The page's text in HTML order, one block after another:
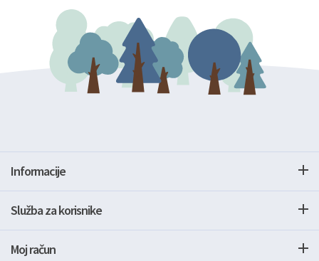
Informacije
Služba za korisnike
Moj račun